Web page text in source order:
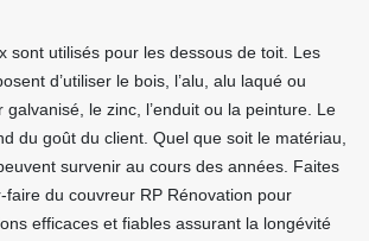
sont utilisés pour les dessous de toit. Les
d’utiliser le bois, l’alu, alu laqué ou
galvanisé, le zinc, l’enduit ou la peinture. Le
du goût du client. Quel que soit le matériau,
survenir au cours des années. Faites
faire du couvreur RP Rénovation pour
efficaces et fiables assurant la longévité